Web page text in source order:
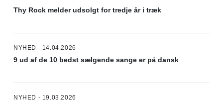
Thy Rock melder udsolgt for tredje år i træk
NYHED - 14.04.2026
9 ud af de 10 bedst sælgende sange er på dansk
NYHED - 19.03.2026